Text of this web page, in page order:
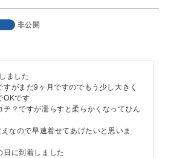
非公開
ました
すがまだ9ヶ月ですのでもう少し大きく
OKです
チ？ですが濡らすと柔らかくなってひん
なので早速着せてあげたいと思いま
日に到着しました